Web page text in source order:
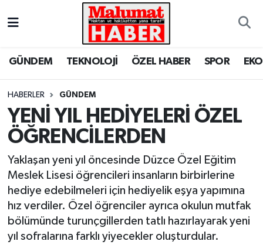
GÜNDEM TEKNOLOJİ ÖZEL HABER SPOR
HABERLER GÜNDEM
YENİ YIL HEDİYELERİ ÖZEL
ÖĞRENCİLERDEN
Yaklaşan yeni yıl öncesinde Düzce Özel Eğitim
Meslek Lisesi öğrencileri insanların birbirlerine
hediye edebilmeleri için hediyelik eşya yapımına
hız verdiler. Özel öğrenciler ayrıca okulun mutfak
bölümünde turunçgillerden tatlı hazırlayarak yeni
yıl sofralarına farklı yiyecekler oluşturdular.
Nöbetçi Eczaneler
Trafik Durumu
Süper Lig Puan Durumu ve Fikstür
Tüm Manşetler
Son Dakika Haberleri
Haber Arşivi